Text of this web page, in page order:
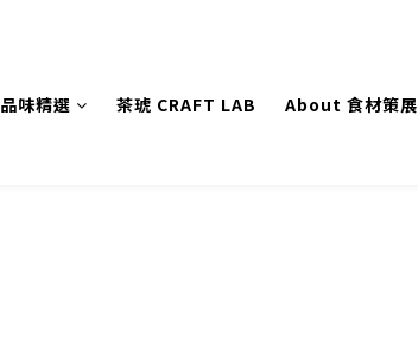
品味精選 茶琥 CRAFT LAB
About 食材策展